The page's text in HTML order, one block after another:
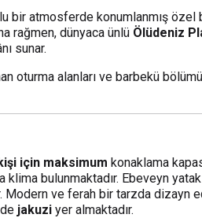
bir atmosferde konumlanmış özel
rağmen, dünyaca ünlü Ölüdeniz
sunar.
oturma alanları ve barbekü
için maksimum konaklama
bulunmaktadır. Ebeveyn yatak
Modern ve ferah bir tarzda dizayn
jakuzi yer almaktadır.